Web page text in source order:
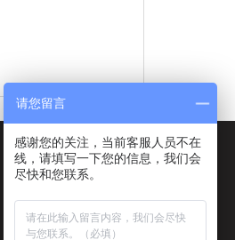
请您留言
感谢您的关注，当前客服人员不在
线，请填写一下您的信息，我们会
尽快和您联系。